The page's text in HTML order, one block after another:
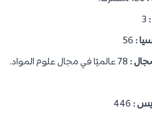
:
:
: